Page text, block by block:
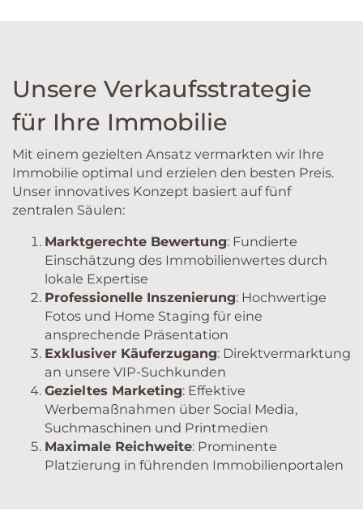
Unsere Verkaufsstrategie
für Ihre Immobilie
Mit einem gezielten Ansatz vermarkten wir Ihre
Immobilie optimal und erzielen den besten Preis.
Unser innovatives Konzept basiert auf fünf
zentralen Säulen:
Marktgerechte Bewertung: Fundierte
Einschätzung des Immobilienwertes durch
lokale Expertise
Professionelle Inszenierung: Hochwertige
Fotos und Home Staging für eine
ansprechende Präsentation
Exklusiver Käuferzugang: Direktvermarktung
an unsere VIP-Suchkunden
Gezieltes Marketing: Effektive
Werbemaßnahmen über Social Media,
Suchmaschinen und Printmedien
Maximale Reichweite: Prominente
Platzierung in führenden Immobilienportalen